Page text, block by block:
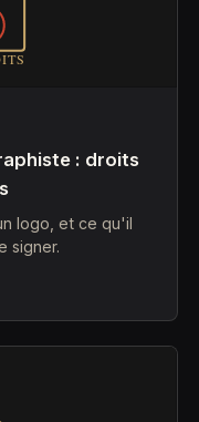
: droits
logo, et ce qu'il
signer.